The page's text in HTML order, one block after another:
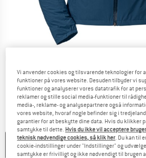
PRODUKTET KAN IKKE
Vi anvender cookies og tilsvarende teknologier for
funktioner på vores website. Desuden tilbyder vi
funktioner og analyserer vores datatrafik for at
reklamer og stille social media-funktioner til
media-, reklame- og analysepartnere også
vores website, hvoraf nogle befinder sig i
garantier for at beskytte dine data. Hvis du klikker
samtykke til dette. Hvis du ikke vil acceptere
teknisk nødvendige cookies, så klik her . Du kan til
cookie-indstillinger under "Indstillinger" og
samtykke er frivilligt og ikke nødvendigt til brugen